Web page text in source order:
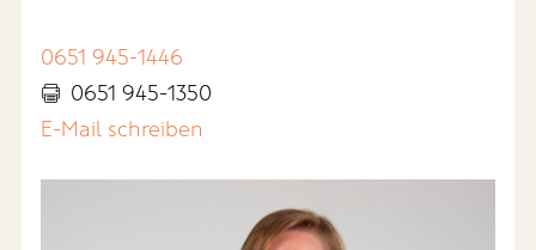
0651 945-1446
0651 945-1350
E-Mail schreiben